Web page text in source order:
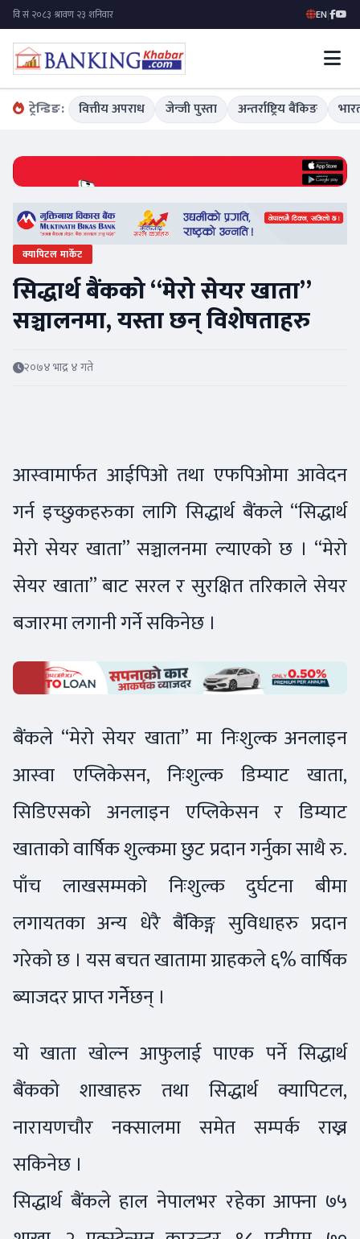
EN|
ट्रेन्डिङ: वित्तीय अपराध जेन्जी पुस्ता अन्तर्राष्ट्रिय बैंकिङ
क्यापिटल मार्केट
सिद्धार्थ बैंकको “मेरो सेयर खाता”
सञ्चालनमा, यस्ता छन् विशेषताहरु
२०७४ भाद्र ४ गते
आस्वामार्फत आईपिओ तथा एफपिओमा आवेदन
गर्न इच्छुकहरुका लागि सिद्धार्थ बैंकले “सिद्धार्थ
मेरो सेयर खाता” सञ्चालनमा ल्याएको छ । “मेरो
सेयर खाता” बाट सरल र सुरक्षित तरिकाले सेयर
बजारमा लगानी गर्ने सकिनेछ ।
बैंकले “मेरो सेयर खाता” मा निःशुल्क अनलाइन
आस्वा एप्लिकेसन, निःशुल्क डिम्याट खाता,
सिडिएसको अनलाइन एप्लिकेसन र डिम्याट
खाताको वार्षिक शुल्कमा छुट प्रदान गर्नुका साथै रु.
पाँच लाखसम्मको निःशुल्क दुर्घटना बीमा
लगायतका अन्य धेरै बैंकिङ्ग सुविधाहरु प्रदान
गरेको छ । यस बचत खातामा ग्राहकले ६% वार्षिक
ब्याजदर प्राप्त गर्नेेछन् ।
यो खाता खोल्न आफुलाई पाएक पर्ने सिद्धार्थ
बैंकको शाखाहरु तथा सिद्धार्थ क्यापिटल,
नारायणचौर नक्सालमा समेत सम्पर्क राख्न
सकिनेछ ।
सिद्धार्थ बैंकले हाल नेपालभर रहेका आफ्ना ७५